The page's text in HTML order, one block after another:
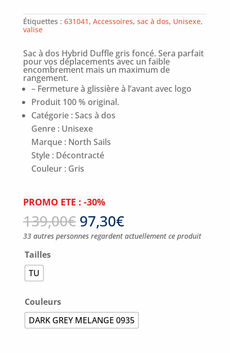
Étiquettes : 631041, Accessoires, sac à dos, Unisexe,
valise
Sac à dos Hybrid Duffle gris foncé. Sera parfait
pour vos déplacements avec un faible
encombrement mais un maximum de
rangement.
– Fermeture à glissière à l’avant avec logo
Produit 100 % original.
Catégorie : Sacs à dos
Genre : Unisexe
Marque : North Sails
Style : Décontracté
Couleur : Gris
PROMO ETE : -30%
139,00€ 97,30€
33 autres personnes regardent actuellement ce produit
Tailles
TU
Couleurs
DARK GREY MELANGE 0935